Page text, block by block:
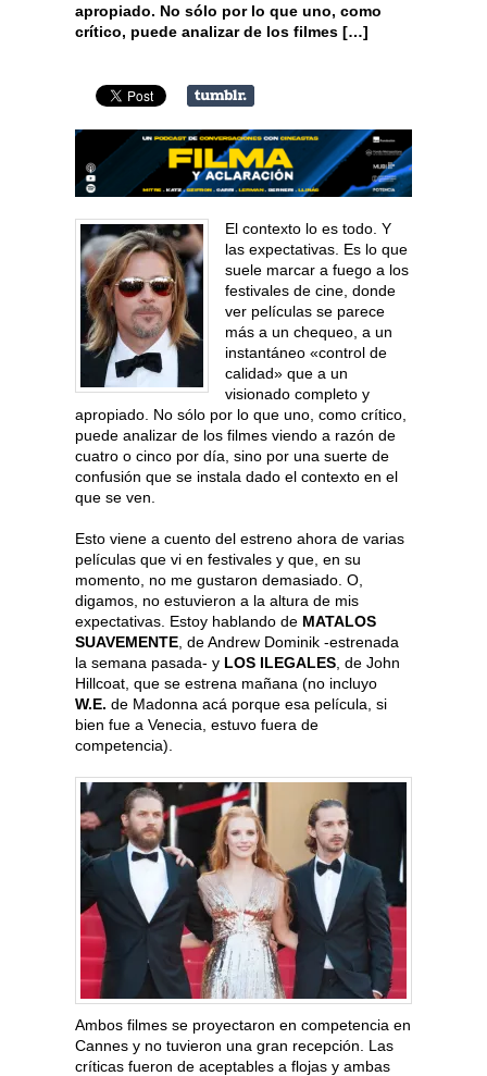
apropiado. No sólo por lo que uno, como
crítico, puede analizar de los filmes […]
El contexto lo es todo. Y
las expectativas. Es lo que
suele marcar a fuego a los
festivales de cine, donde
ver películas se parece
más a un chequeo, a un
instantáneo «control de
calidad» que a un
visionado completo y
apropiado. No sólo por lo que uno, como crítico,
puede analizar de los filmes viendo a razón de
cuatro o cinco por día, sino por una suerte de
confusión que se instala dado el contexto en el
que se ven.
Esto viene a cuento del estreno ahora de varias
películas que vi en festivales y que, en su
momento, no me gustaron demasiado. O,
digamos, no estuvieron a la altura de mis
expectativas. Estoy hablando de MATALOS
SUAVEMENTE , de Andrew Dominik -estrenada
la semana pasada- y LOS ILEGALES , de John
Hillcoat, que se estrena mañana (no incluyo
W.E. de Madonna acá porque esa película, si
bien fue a Venecia, estuvo fuera de
competencia).
Ambos filmes se proyectaron en competencia en
Cannes y no tuvieron una gran recepción. Las
críticas fueron de aceptables a flojas y ambas